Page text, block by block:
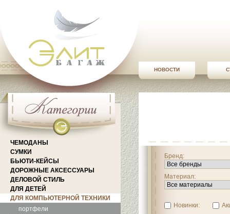
НОВОСТИ
ЧЕМОДАНЫ
СУМКИ
БЬЮТИ-КЕЙСЫ
ДОРОЖНЫЕ АКСЕССУАРЫ
ДЕЛОВОЙ СТИЛЬ
ДЛЯ ДЕТЕЙ
ДЛЯ КОМПЬЮТЕРНОЙ ТЕХНИКИ
портфели
Бренд:
Материал:
Новинки: